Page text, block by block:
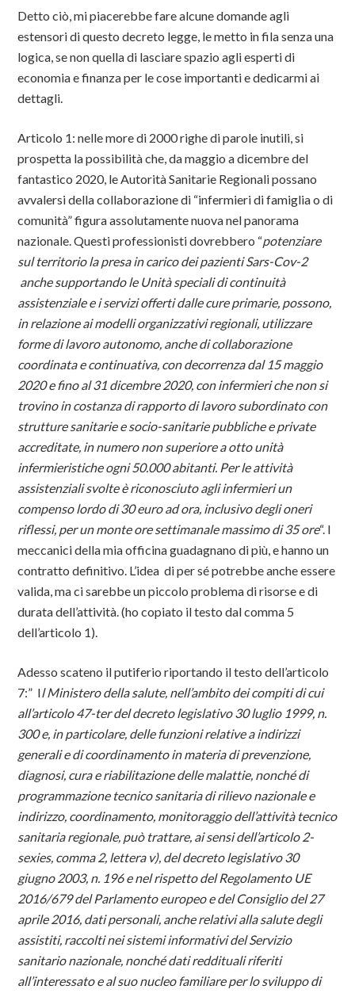
Detto ciò, mi piacerebbe fare alcune domande agli
estensori di questo decreto legge, le metto in fila senza una
logica, se non quella di lasciare spazio agli esperti di
economia e finanza per le cose importanti e dedicarmi ai
dettagli.
Articolo 1: nelle more di 2000 righe di parole inutili, si
prospetta la possibilità che, da maggio a dicembre del
fantastico 2020, le Autorità Sanitarie Regionali possano
avvalersi della collaborazione di “infermieri di famiglia o di
comunità” figura assolutamente nuova nel panorama
nazionale. Questi professionisti dovrebbero “potenziare
sul territorio la presa in carico dei pazienti Sars-Cov-2
anche supportando le Unità speciali di continuità
assistenziale e i servizi offerti dalle cure primarie, possono,
in relazione ai modelli organizzativi regionali, utilizzare
forme di lavoro autonomo, anche di collaborazione
coordinata e continuativa, con decorrenza dal 15 maggio
2020 e fino al 31 dicembre 2020, con infermieri che non si
trovino in costanza di rapporto di lavoro subordinato con
strutture sanitarie e socio-sanitarie pubbliche e private
accreditate, in numero non superiore a otto unità
infermieristiche ogni 50.000 abitanti. Per le attività
assistenziali svolte è riconosciuto agli infermieri un
compenso lordo di 30 euro ad ora, inclusivo degli oneri
riflessi, per un monte ore settimanale massimo di 35 ore“. I
meccanici della mia officina guadagnano di più, e hanno un
contratto definitivo. L’idea di per sé potrebbe anche essere
valida, ma ci sarebbe un piccolo problema di risorse e di
durata dell’attività. (ho copiato il testo dal comma 5
dell’articolo 1).
Adesso scateno il putiferio riportando il testo dell’articolo
7:” Il Ministero della salute, nell’ambito dei compiti di cui
all’articolo 47-ter del decreto legislativo 30 luglio 1999, n.
300 e, in particolare, delle funzioni relative a indirizzi
generali e di coordinamento in materia di prevenzione,
diagnosi, cura e riabilitazione delle malattie, nonché di
programmazione tecnico sanitaria di rilievo nazionale e
indirizzo, coordinamento, monitoraggio dell’attività tecnico
sanitaria regionale, può trattare, ai sensi dell’articolo 2-
sexies, comma 2, lettera v), del decreto legislativo 30
giugno 2003, n. 196 e nel rispetto del Regolamento UE
2016/679 del Parlamento europeo e del Consiglio del 27
aprile 2016, dati personali, anche relativi alla salute degli
assistiti, raccolti nei sistemi informativi del Servizio
sanitario nazionale, nonché dati reddituali riferiti
all’interessato e al suo nucleo familiare per lo sviluppo di